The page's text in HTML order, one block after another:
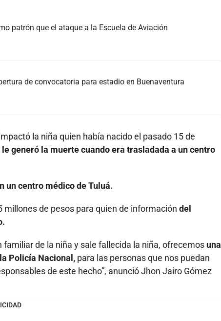
patrón que el ataque a la Escuela de Aviación
de convocatoria para estadio en Buenaventura
la niña quien había nacido el pasado 15 de
generó la muerte cuando era trasladada a un centro
un centro médico de Tuluá.
de pesos para quien de información del
de la niña y sale fallecida la niña, ofrecemos una
Policía Nacional, para las personas que nos puedan
de este hecho”, anunció Jhon Jairo Gómez